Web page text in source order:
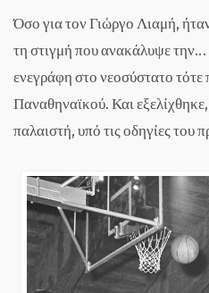
Όσο για τον Γιώργο Λιαμή,
τη στιγμή που ανακάλυψε
ενεγράφη στο νεοσύστατο τότε
Παναθηναϊκού. Και
παλαιστή, υπό τις οδηγίες του